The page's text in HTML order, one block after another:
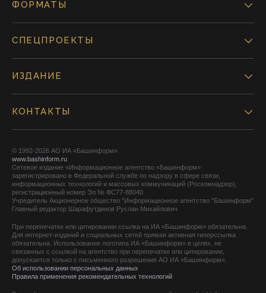
ФОРМАТЫ
СПЕЦПРОЕКТЫ
ИЗДАНИЕ
КОНТАКТЫ
© 1992-2026 АО ИА «Башинформ».
www.bashinform.ru
Сетевое издание «Информационное агентство «Башинформ»
зарегистрировано в Федеральной службе по надзору в сфере связи,
информационных технологий и массовых коммуникаций (Роскомнадзор),
регистрационный номер Эл № ФС77-88040
Учредитель Акционерное общество "Информационное агентство "Башинформ"
Главный редактор Шарафутдинов Руслан Михайлович
При перепечатке или цитировании ссылка на ИА «Башинформ» обязательна.
Для интернет-изданий и социальных сетей прямая активная гиперссылка
обязательна. Использование логотипа ИА «Башинформ» в целях, не
связанных с ссылкой на агентство при перепечатке или цитировании,
допускается только с письменного разрешения АО ИА «Башинформ».
Об использовании персональных данных
Правила применения рекомендательных технологий